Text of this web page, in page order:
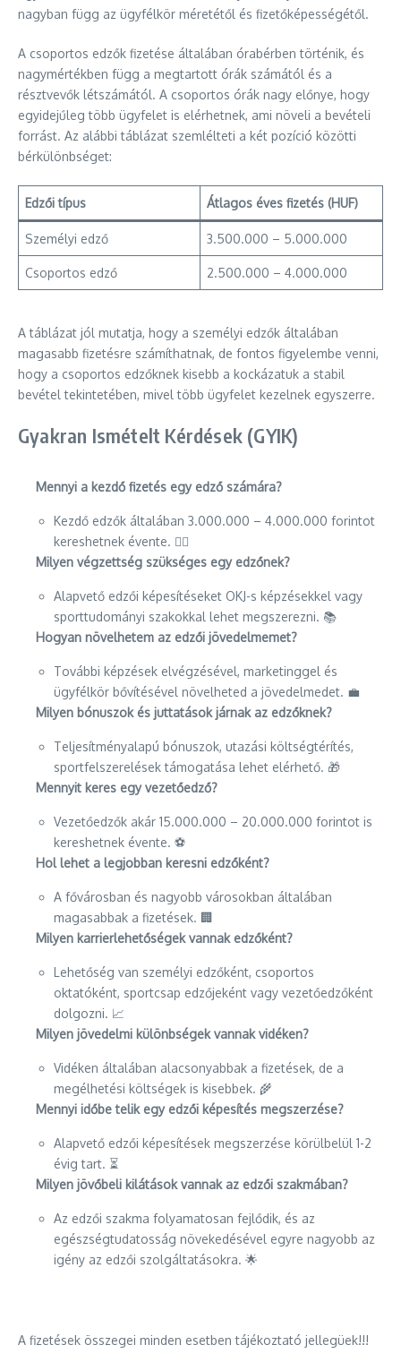
nagyban függ az ügyfélkör méretétől és fizetőképességétől.
A csoportos edzők fizetése általában órabérben történik, és
nagymértékben függ a megtartott órák számától és a
résztvevők létszámától. A csoportos órák nagy előnye, hogy
egyidejűleg több ügyfelet is elérhetnek, ami növeli a bevételi
forrást. Az alábbi táblázat szemlélteti a két pozíció közötti
bérkülönbséget:
Edzői típus Átlagos éves fizetés (HUF)
Személyi edző 3.500.000 – 5.000.000
Csoportos edző 2.500.000 – 4.000.000
A táblázat jól mutatja, hogy a személyi edzők általában
magasabb fizetésre számíthatnak, de fontos figyelembe venni,
hogy a csoportos edzőknek kisebb a kockázatuk a stabil
bevétel tekintetében, mivel több ügyfelet kezelnek egyszerre.
Gyakran Ismételt Kérdések (GYIK)
Mennyi a kezdő fizetés egy edző számára?
Kezdő edzők általában 3.000.000 – 4.000.000 forintot
kereshetnek évente. 🏋️‍♂️
Milyen végzettség szükséges egy edzőnek?
Alapvető edzői képesítéseket OKJ-s képzésekkel vagy
sporttudományi szakokkal lehet megszerezni. 📚
Hogyan növelhetem az edzői jövedelmemet?
További képzések elvégzésével, marketinggel és
ügyfélkör bővítésével növelheted a jövedelmedet. 💼
Milyen bónuszok és juttatások járnak az edzőknek?
Teljesítményalapú bónuszok, utazási költségtérítés,
sportfelszerelések támogatása lehet elérhető. 🎁
Mennyit keres egy vezetőedző?
Vezetőedzők akár 15.000.000 – 20.000.000 forintot is
kereshetnek évente. ⚽
Hol lehet a legjobban keresni edzőként?
A fővárosban és nagyobb városokban általában
magasabbak a fizetések. 🏢
Milyen karrierlehetőségek vannak edzőként?
Lehetőség van személyi edzőként, csoportos
oktatóként, sportcsap edzőjeként vagy vezetőedzőként
dolgozni. 📈
Milyen jövedelmi különbségek vannak vidéken?
Vidéken általában alacsonyabbak a fizetések, de a
megélhetési költségek is kisebbek. 🌾
Mennyi időbe telik egy edzői képesítés megszerzése?
Alapvető edzői képesítések megszerzése körülbelül 1-2
évig tart. ⏳
Milyen jövőbeli kilátások vannak az edzői szakmában?
Az edzői szakma folyamatosan fejlődik, és az
egészségtudatosság növekedésével egyre nagyobb az
igény az edzői szolgáltatásokra. 🌟
A fizetések összegei minden esetben tájékoztató jellegüek!!!